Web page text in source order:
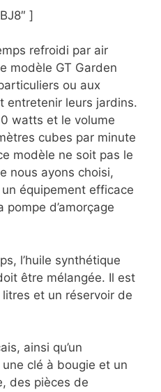
]
refroidi par air
modèle GT Garden
ou aux
entretenir leurs jardins.
watts et le volume
cubes par minute
modèle ne soit pas le
nous ayons choisi,
équipement efficace
pompe d’amorçage
l’huile synthétique
être mélangée. Il est
et un réservoir de
ainsi qu’un
clé à bougie et un
des pièces de